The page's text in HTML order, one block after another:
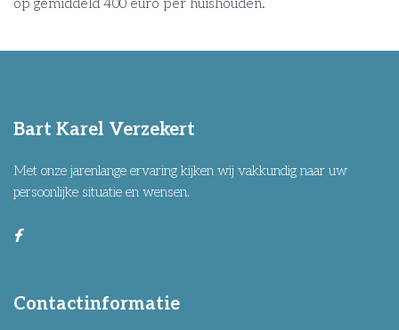
op gemiddeld 400 euro per huishouden.
Bart Karel Verzekert
Met onze jarenlange ervaring kijken wij vakkundig naar uw
persoonlijke situatie en wensen.
Contactinformatie